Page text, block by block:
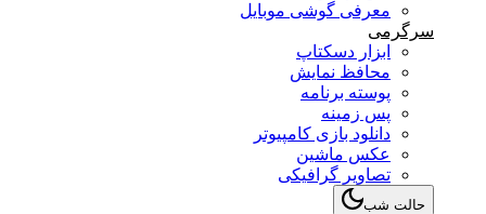
معرفی گوشی موبایل
سرگرمی
ابزار دسکتاپ
محافظ نمایش
پوسته برنامه
پس زمینه
دانلود بازی کامپیوتر
عکس ماشین
تصاویر گرافیکی
حالت شب